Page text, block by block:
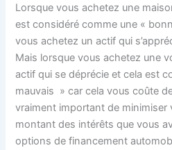
Lorsque vous achetez une
est considéré comme une «
vous achetez un actif qui
Mais lorsque vous achetez une
actif qui se déprécie et cela est
mauvais » car cela vous coûte
vraiment important de minimiser
montant des intérêts que vous
options de financement